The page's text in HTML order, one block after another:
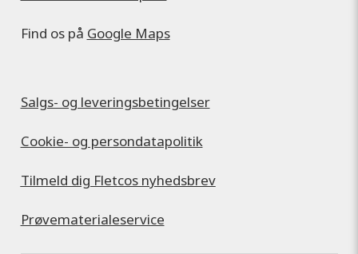
Find os på Google Maps
Salgs- og leveringsbetingelser
Cookie- og persondatapolitik
Tilmeld dig Fletcos nyhedsbrev
Prøvematerialeservice